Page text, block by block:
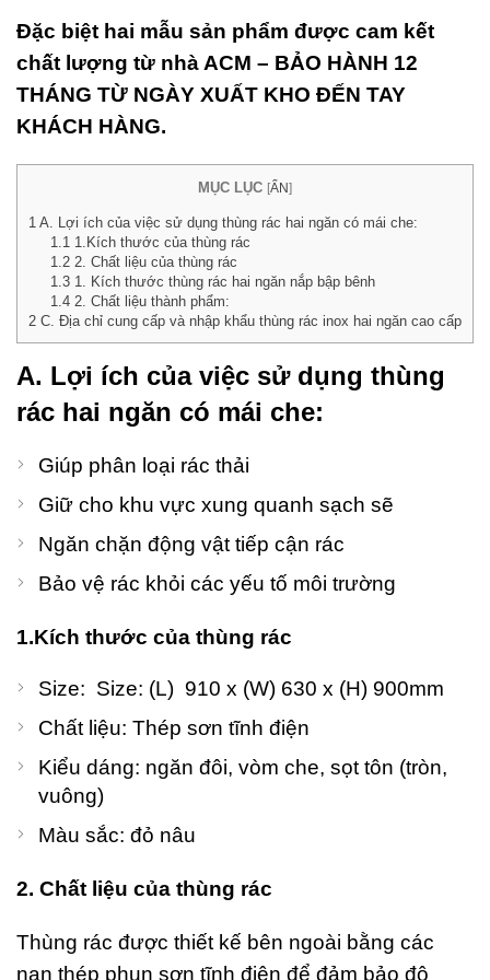
Đặc biệt hai mẫu sản phẩm được cam kết
chất lượng từ nhà ACM – BẢO HÀNH 12
THÁNG TỪ NGÀY XUẤT KHO ĐẾN TAY
KHÁCH HÀNG.
MỤC LỤC [ẨN]
1 A. Lợi ích của việc sử dụng thùng rác hai ngăn có mái che:
1.11.Kích thước của thùng rác
1.22. Chất liệu của thùng rác
1.31. Kích thước thùng rác hai ngăn nắp bập bênh
1.42. Chất liệu thành phẩm:
2 C. Địa chỉ cung cấp và nhập khẩu thùng rác inox hai ngăn cao cấp
A. Lợi ích của việc sử dụng thùng
rác hai ngăn có mái che:
Giúp phân loại rác thải
Giữ cho khu vực xung quanh sạch sẽ
Ngăn chặn động vật tiếp cận rác
Bảo vệ rác khỏi các yếu tố môi trường
1.Kích thước của thùng rác
Size: Size: (L) 910 x (W) 630 x (H) 900mm
Chất liệu: Thép sơn tĩnh điện
Kiểu dáng: ngăn đôi, vòm che, sọt tôn (tròn,
vuông)
Màu sắc: đỏ nâu
2. Chất liệu của thùng rác
Thùng rác được thiết kế bên ngoài bằng các
nan thép phun sơn tĩnh điện để đảm bảo độ
Inox
2
Cấp
2026